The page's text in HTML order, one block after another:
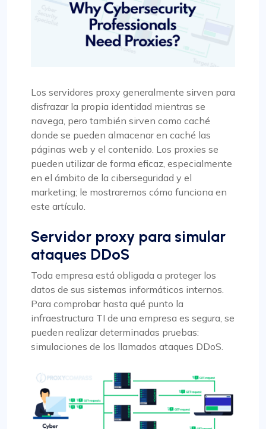
Los servidores proxy generalmente sirven para
disfrazar la propia identidad mientras se
navega, pero también sirven como caché
donde se pueden almacenar en caché las
páginas web y el contenido. Los proxies se
pueden utilizar de forma eficaz, especialmente
en el ámbito de la ciberseguridad y el
marketing; le mostraremos cómo funciona en
este artículo.
Servidor proxy para simular
ataques DDoS
Toda empresa está obligada a proteger los
datos de sus sistemas informáticos internos.
Para comprobar hasta qué punto la
infraestructura TI de una empresa es segura, se
pueden realizar determinadas pruebas:
simulaciones de los llamados ataques DDoS.